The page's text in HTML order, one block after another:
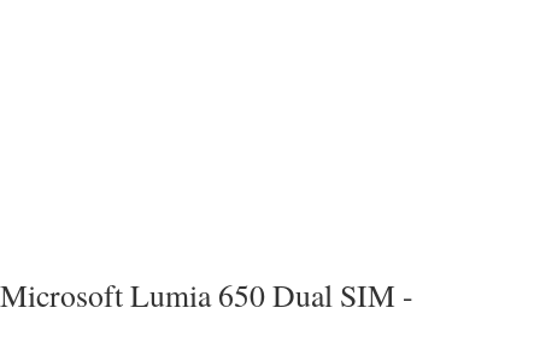
Microsoft Lumia 650 Dual SIM -